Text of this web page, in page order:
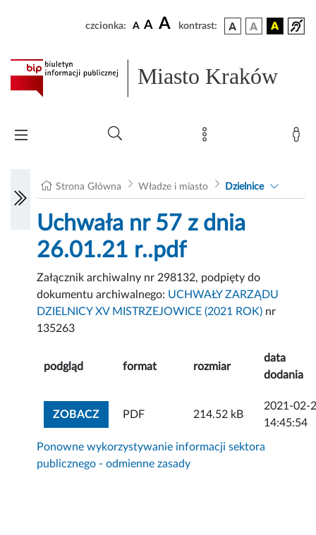
czcionka: A A A kontrast:
Miasto Kraków
Strona Główna Władze i miasto Dzielnice
Uchwała nr 57 z dnia
26.01.21 r..pdf
Załącznik archiwalny nr 298132, podpięty do
dokumentu archiwalnego: UCHWAŁY ZARZĄDU
DZIELNICY XV MISTRZEJOWICE (2021 ROK) nr
135263
podgląd format rozmiar
data
dodania
ZOBACZZOBACZ ZAŁĄCZNIK
PDF 214.52 kB
2021-02-
14:45:54
Ponowne wykorzystywanie informacji sektora
publicznego - odmienne zasady